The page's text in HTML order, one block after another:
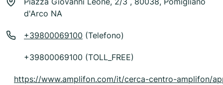
d'Arco NA
+39800069100 (Telefono)
+39800069100 (TOLL_FREE)
https://www.amplifon.com/it/cerca-centro-amplifon/